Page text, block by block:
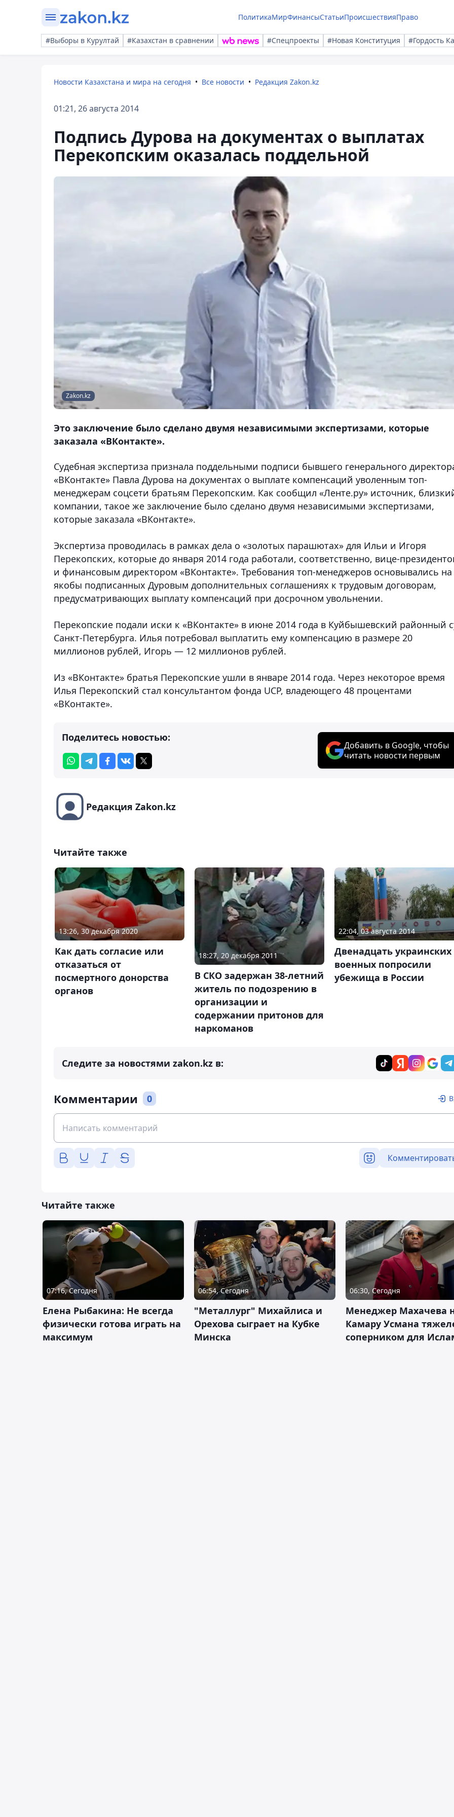
ПолитикаМирФинансыСтатьиПроисшествияПраво
#Выборы в Курултай #Казахстан в сравнении #Спецпроекты #Новая Конституция #Гордость
Новости Казахстана и мира на сегодня Все новости Редакция Zakon.kz
01:21, 26 августа 2014
Подпись Дурова на документах о выплатах
Перекопским оказалась поддельной
Zakon.kz
Это заключение было сделано двумя независимыми экспертизами, которые
заказала «ВКонтакте».
Судебная экспертиза признала поддельными подписи бывшего генерального
«ВКонтакте» Павла Дурова на документах о выплате компенсаций уволенным топ-
менеджерам соцсети братьям Перекопским. Как сообщил «Ленте.ру» источник,
компании, такое же заключение было сделано двумя независимыми экспертизами,
которые заказала «ВКонтакте».
Экспертиза проводилась в рамках дела о «золотых парашютах» для Ильи и Игоря
Перекопских, которые до января 2014 года работали, соответственно, вице-
и финансовым директором «ВКонтакте». Требования топ-менеджеров основывались на
якобы подписанных Дуровым дополнительных соглашениях к трудовым договорам,
предусматривающих выплату компенсаций при досрочном увольнении.
Перекопские подали иски к «ВКонтакте» в июне 2014 года в Куйбышевский районный
Санкт-Петербурга. Илья потребовал выплатить ему компенсацию в размере 20
миллионов рублей, Игорь — 12 миллионов рублей.
Из «ВКонтакте» братья Перекопские ушли в январе 2014 года. Через некоторое время
Илья Перекопский стал консультантом фонда UCP, владеющего 48 процентами
«ВКонтакте».
Поделитесь новостью:
Добавить в Google, чтобы
читать новости первым
Редакция Zakon.kz
Читайте также
13:26, 30 декабря 2020
Как дать согласие или
отказаться от
посмертного донорства
органов
18:27, 20 декабря 2011
В СКО задержан 38-летний
житель по подозрению в
организации и
содержании притонов для
наркоманов
22:04, 03 августа 2014
Двенадцать украинских
военных попросили
убежища в России
Следите за новостями zakon.kz в:
Комментарии 0
Читайте также
07:16, Сегодня
Елена Рыбакина: Не всегда
физически готова играть на
максимум
06:54, Сегодня
"Металлург" Михайлиса и
Орехова сыграет на Кубке
Минска
06:30, Сегодня
Менеджер Махачева
Камару Усмана
соперником для